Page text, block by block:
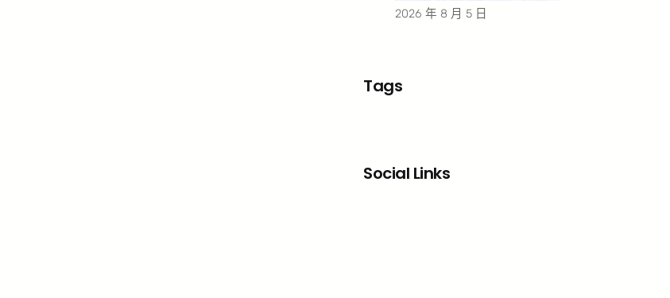
2026 年 8 月 5 日
Tags
Social Links